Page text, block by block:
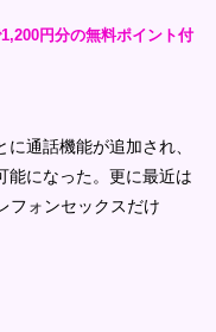
円分の無料ポイント付
通話機能が追加され、
能になった。更に最近は
フォンセックスだけ